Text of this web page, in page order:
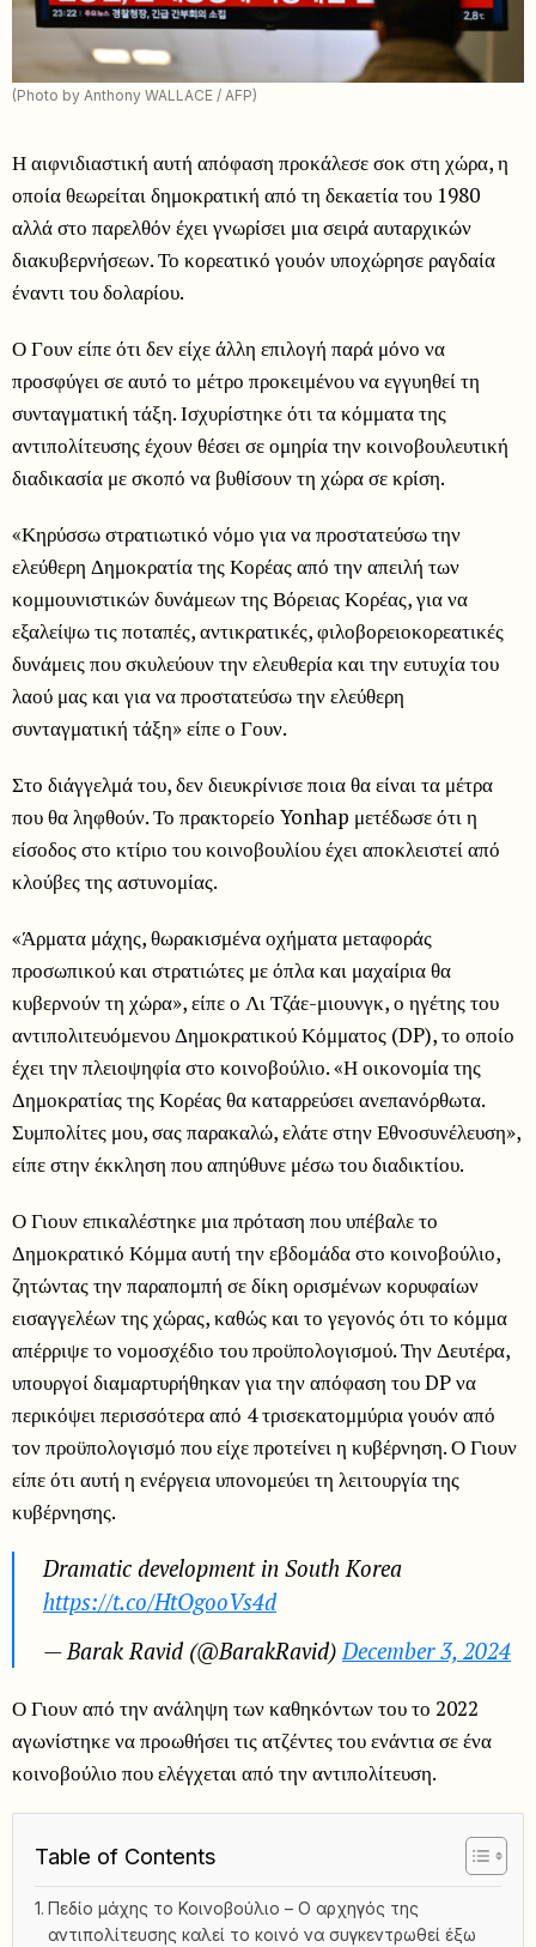
(Photo by Anthony WALLACE / AFP)
Η αιφνιδιαστική αυτή απόφαση προκάλεσε σοκ στη χώρα, η
οποία θεωρείται δημοκρατική από τη δεκαετία του 1980
αλλά στο παρελθόν έχει γνωρίσει μια σειρά αυταρχικών
διακυβερνήσεων. Το κορεατικό γουόν υποχώρησε ραγδαία
έναντι του δολαρίου.
Ο Γουν είπε ότι δεν είχε άλλη επιλογή παρά μόνο να
προσφύγει σε αυτό το μέτρο προκειμένου να εγγυηθεί τη
συνταγματική τάξη. Ισχυρίστηκε ότι τα κόμματα της
αντιπολίτευσης έχουν θέσει σε ομηρία την κοινοβουλευτική
διαδικασία με σκοπό να βυθίσουν τη χώρα σε κρίση.
«Κηρύσσω στρατιωτικό νόμο για να προστατεύσω την
ελεύθερη Δημοκρατία της Κορέας από την απειλή των
κομμουνιστικών δυνάμεων της Βόρειας Κορέας, για να
εξαλείψω τις ποταπές, αντικρατικές, φιλοβορειοκορεατικές
δυνάμεις που σκυλεύουν την ελευθερία και την ευτυχία του
λαού μας και για να προστατεύσω την ελεύθερη
συνταγματική τάξη» είπε ο Γουν.
Στο διάγγελμά του, δεν διευκρίνισε ποια θα είναι τα μέτρα
που θα ληφθούν. Το πρακτορείο Yonhap μετέδωσε ότι η
είσοδος στο κτίριο του κοινοβουλίου έχει αποκλειστεί από
κλούβες της αστυνομίας.
«Άρματα μάχης, θωρακισμένα οχήματα μεταφοράς
προσωπικού και στρατιώτες με όπλα και μαχαίρια θα
κυβερνούν τη χώρα», είπε ο Λι Τζάε-μιουνγκ, ο ηγέτης του
αντιπολιτευόμενου Δημοκρατικού Κόμματος (DP), το οποίο
έχει την πλειοψηφία στο κοινοβούλιο. «Η οικονομία της
Δημοκρατίας της Κορέας θα καταρρεύσει ανεπανόρθωτα.
Συμπολίτες μου, σας παρακαλώ, ελάτε στην Εθνοσυνέλευση»,
είπε στην έκκληση που απηύθυνε μέσω του διαδικτίου.
Ο Γιουν επικαλέστηκε μια πρόταση που υπέβαλε το
Δημοκρατικό Κόμμα αυτή την εβδομάδα στο κοινοβούλιο,
ζητώντας την παραπομπή σε δίκη ορισμένων κορυφαίων
εισαγγελέων της χώρας, καθώς και το γεγονός ότι το κόμμα
απέρριψε το νομοσχέδιο του προϋπολογισμού. Την Δευτέρα,
υπουργοί διαμαρτυρήθηκαν για την απόφαση του DP να
περικόψει περισσότερα από 4 τρισεκατομμύρια γουόν από
τον προϋπολογισμό που είχε προτείνει η κυβέρνηση. Ο Γιουν
είπε ότι αυτή η ενέργεια υπονομεύει τη λειτουργία της
κυβέρνησης.
Dramatic development in South Korea
https://t.co/HtOgooVs4d
— Barak Ravid (@BarakRavid) December 3, 2024
Ο Γιουν από την ανάληψη των καθηκόντων του το 2022
αγωνίστηκε να προωθήσει τις ατζέντες του ενάντια σε ένα
κοινοβούλιο που ελέγχεται από την αντιπολίτευση.
Table of Contents
Πεδίο μάχης το Κοινοβούλιο – Ο αρχηγός της
αντιπολίτευσης καλεί το κοινό να συγκεντρωθεί έξω